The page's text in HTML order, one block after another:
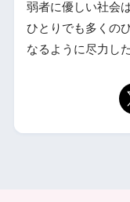
弱者に優しい社会
ひとりでも多くの
なるように尽力し